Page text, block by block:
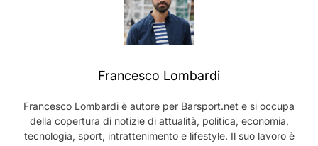
Francesco Lombardi
Francesco Lombardi è autore per Barsport.net e si occupa
della copertura di notizie di attualità, politica, economia,
tecnologia, sport, intrattenimento e lifestyle. Il suo lavoro è